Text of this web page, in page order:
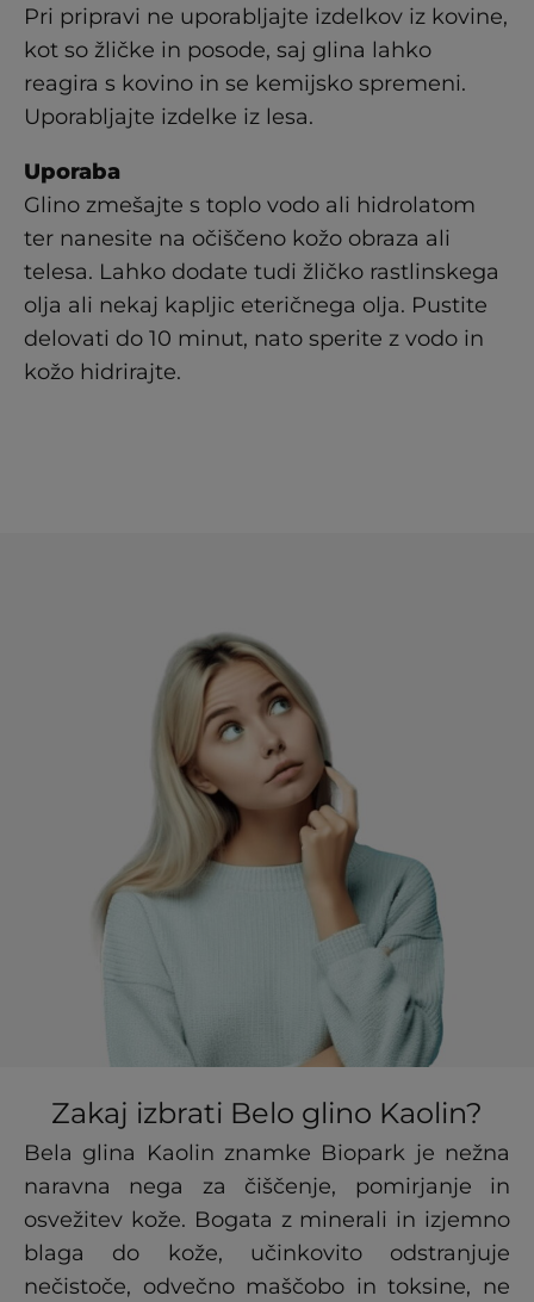
Pri pripravi ne uporabljajte izdelkov iz kovine,
kot so žličke in posode, saj glina lahko
reagira s kovino in se kemijsko spremeni.
Uporabljajte izdelke iz lesa.
Uporaba
Glino zmešajte s toplo vodo ali hidrolatom
ter nanesite na očiščeno kožo obraza ali
telesa. Lahko dodate tudi žličko rastlinskega
olja ali nekaj kapljic eteričnega olja. Pustite
delovati do 10 minut, nato sperite z vodo in
kožo hidrirajte.
Zakaj izbrati Belo glino Kaolin?
Bela glina Kaolin znamke Biopark je nežna
naravna nega za čiščenje, pomirjanje in
osvežitev kože. Bogata z minerali in izjemno
blaga do kože, učinkovito odstranjuje
nečistoče, odvečno maščobo in toksine, ne